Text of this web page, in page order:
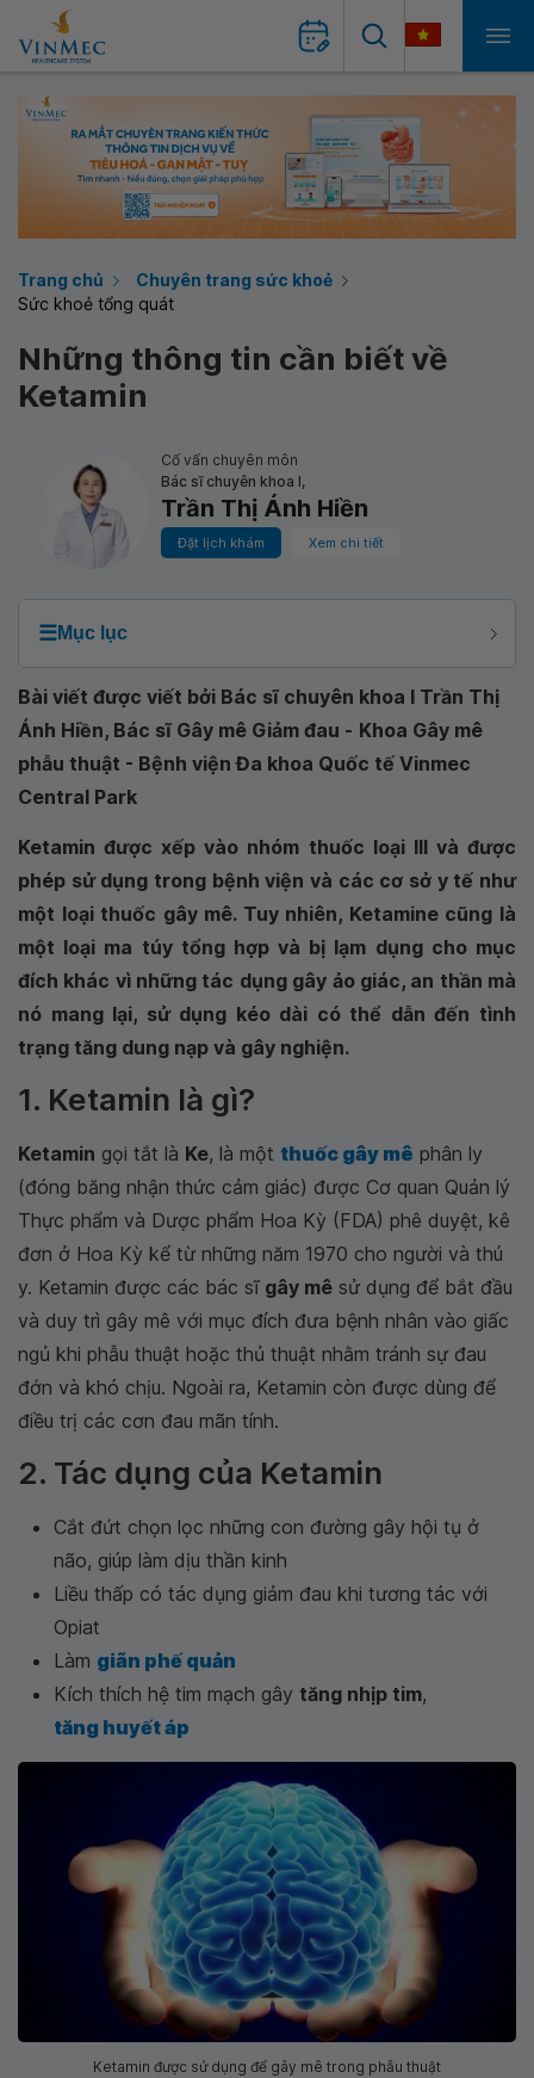
Trang chủ
Chuyên trang sức khoẻ
Sức khoẻ tổng quát
Những thông tin cần biết về
Ketamin
Cố vấn chuyên môn
Bác sĩ chuyên khoa I,
Trần Thị Ánh Hiền
Đặt lịch khám Xem chi tiết
☰Mục lục
Bài viết được viết bởi Bác sĩ chuyên khoa I Trần Thị
Ánh Hiền, Bác sĩ Gây mê Giảm đau - Khoa Gây mê
phẫu thuật - Bệnh viện Đa khoa Quốc tế Vinmec
Central Park
Ketamin được xếp vào nhóm thuốc loại III và được
phép sử dụng trong bệnh viện và các cơ sở y tế như
một loại thuốc gây mê. Tuy nhiên, Ketamine cũng là
một loại ma túy tổng hợp và bị lạm dụng cho mục
đích khác vì những tác dụng gây ảo giác, an thần mà
nó mang lại, sử dụng kéo dài có thể dẫn đến tình
trạng tăng dung nạp và gây nghiện.
1. Ketamin là gì?
Ketamin gọi tắt là Ke, là một thuốc gây mê phân ly
(đóng băng nhận thức cảm giác) được Cơ quan Quản lý
Thực phẩm và Dược phẩm Hoa Kỳ (FDA) phê duyệt, kê
đơn ở Hoa Kỳ kể từ những năm 1970 cho người và thú
y. Ketamin được các bác sĩ gây mê sử dụng để bắt đầu
và duy trì gây mê với mục đích đưa bệnh nhân vào giấc
ngủ khi phẫu thuật hoặc thủ thuật nhằm tránh sự đau
đớn và khó chịu. Ngoài ra, Ketamin còn được dùng để
điều trị các cơn đau mãn tính.
2. Tác dụng của Ketamin
Cắt đứt chọn lọc những con đường gây hội tụ ở
não, giúp làm dịu thần kinh
Liều thấp có tác dụng giảm đau khi tương tác với
Opiat
Làm giãn phế quản
Kích thích hệ tim mạch gây tăng nhịp tim,
tăng huyết áp
Ketamin được sử dụng để gây mê trong phẫu thuật